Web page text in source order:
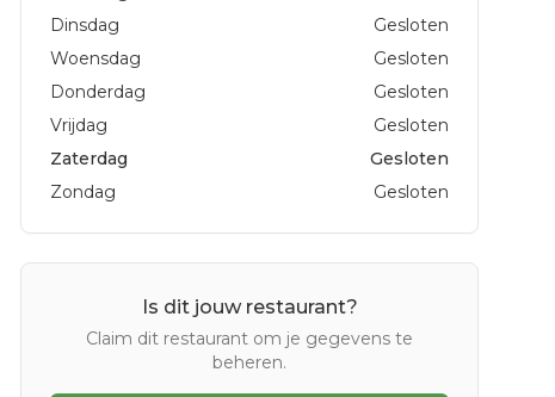
Dinsdag
Gesloten
Woensdag
Gesloten
Donderdag
Gesloten
Vrijdag
Gesloten
Zaterdag
Gesloten
Zondag
Gesloten
Is dit jouw restaurant?
Claim dit restaurant om je gegevens te
beheren.